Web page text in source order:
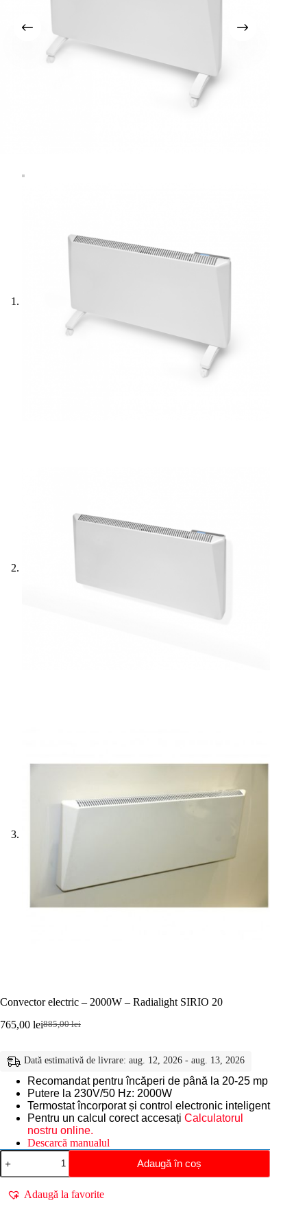
Convector electric – 2000W – Radialight SIRIO 20
885,00lei
Prețul
a
fost:
885,00 lei.
765,00 leiPrețul
este:
765,00 lei.
Dată estimativă de livrare: aug. 12, 2026 - aug. 13, 2026
Recomandat pentru încăperi de până la 20-25 mp
Putere la 230V/50 Hz: 2000W
Termostat încorporat și control electronic inteligent
Pentru un calcul corect accesați Calculatorul
nostru online.
Descarcă manualul
Cantitate
Convector
electric
2000W
Adaugă în coș
Adaugă la favorite